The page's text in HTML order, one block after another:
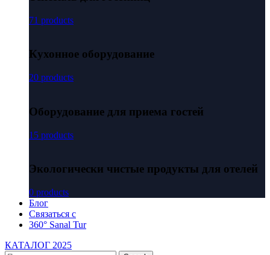
71 products
Кухонное оборудование
20 products
Оборудование для приема гостей
15 products
Экологически чистые продукты для отелей
0 products
Блог
Связаться с
360° Sanal Tur
КАТАЛОГ 2025